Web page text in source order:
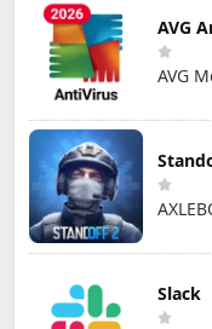
AVG
AVG
Slack